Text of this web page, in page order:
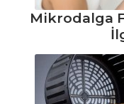
SEBZE
YEMEKLERI
Bezelyeli Pay
Tarifi, Nasıl
Akdeniz Usulü
Mikrodalga